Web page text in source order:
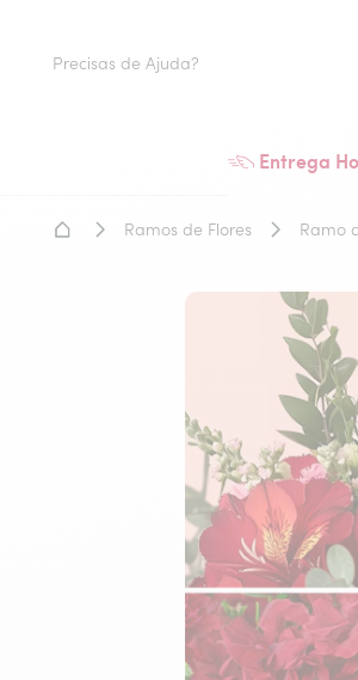
Entrega
Precisas de Ajuda?
Home - Entrega de
Ramos de Flores Ramo